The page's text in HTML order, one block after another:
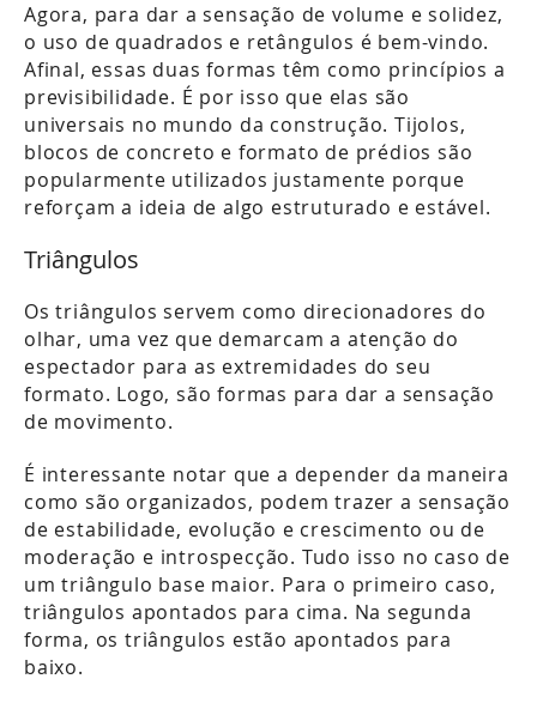
Agora, para dar a sensação de volume e solidez,
o uso de quadrados e retângulos é bem-vindo.
Afinal, essas duas formas têm como princípios a
previsibilidade. É por isso que elas são
universais no mundo da construção. Tijolos,
blocos de concreto e formato de prédios são
popularmente utilizados justamente porque
reforçam a ideia de algo estruturado e estável.
Triângulos
Os triângulos servem como direcionadores do
olhar, uma vez que demarcam a atenção do
espectador para as extremidades do seu
formato. Logo, são formas para dar a sensação
de movimento.
É interessante notar que a depender da maneira
como são organizados, podem trazer a sensação
de estabilidade, evolução e crescimento ou de
moderação e introspecção. Tudo isso no caso de
um triângulo base maior. Para o primeiro caso,
triângulos apontados para cima. Na segunda
forma, os triângulos estão apontados para
baixo.